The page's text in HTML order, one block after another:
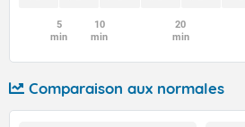
5
min
10
min
20
min
Comparaison aux normales